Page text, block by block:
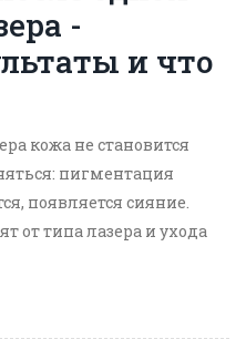
-
и что
кожа не становится
пигментация
появляется сияние.
от типа лазера и ухода